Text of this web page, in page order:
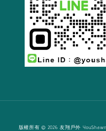
版權所有 © 2026 友翔戶外